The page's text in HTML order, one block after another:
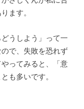
ます。
うしよう」って一
で、失敗を恐れず
ってみると、「意
も多いです。